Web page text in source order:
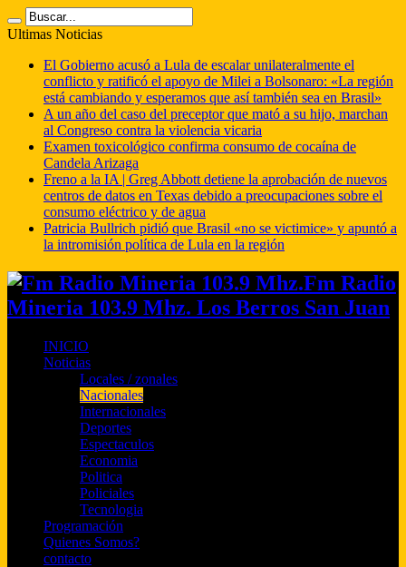
Ultimas Noticias
El Gobierno acusó a Lula de escalar unilateralmente el
conflicto y ratificó el apoyo de Milei a Bolsonaro: «La región
está cambiando y esperamos que así también sea en Brasil»
A un año del caso del preceptor que mató a su hijo, marchan
al Congreso contra la violencia vicaria
Examen toxicológico confirma consumo de cocaína de
Candela Arizaga
Freno a la IA | Greg Abbott detiene la aprobación de nuevos
centros de datos en Texas debido a preocupaciones sobre el
consumo eléctrico y de agua
Patricia Bullrich pidió que Brasil «no se victimice» y apuntó a
la intromisión política de Lula en la región
Fm Radio
Mineria 103.9 Mhz. Los Berros San Juan
INICIO
Noticias
Locales / zonales
Nacionales
Internacionales
Deportes
Espectaculos
Economia
Politica
Policiales
Tecnologia
Programación
Quienes Somos?
contacto